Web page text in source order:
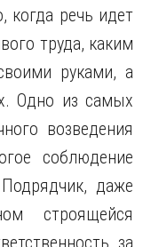
когда речь идет
труда, каким
руками, а
Одно из самых
возведения
соблюдение
даже
строящейся
за